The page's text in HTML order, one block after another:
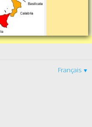
Français ▼